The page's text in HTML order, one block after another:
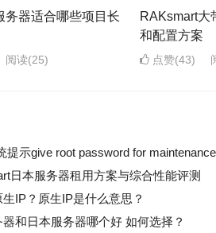
务器适合哪些项目长
阅读(25)
RAKsmart大
和配置方案
点赞(43)
提示give root password for
日本服务器租用方案与综合性能评测
IP？原生IP是什么意思？
器和日本服务器哪个好 如何选择？